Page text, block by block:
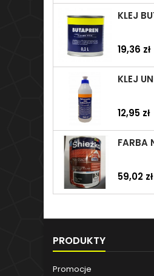
Cena
19,36 zł
Cena
12,95 zł
Cena
59,02 zł
PRODUKTY
Promocje